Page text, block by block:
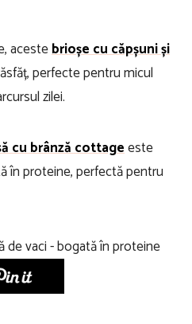
acestebrioșe cu căpșuni și
perfecte pentru micul
zilei.
cu brânză cottageeste
în proteine, perfectă pentru